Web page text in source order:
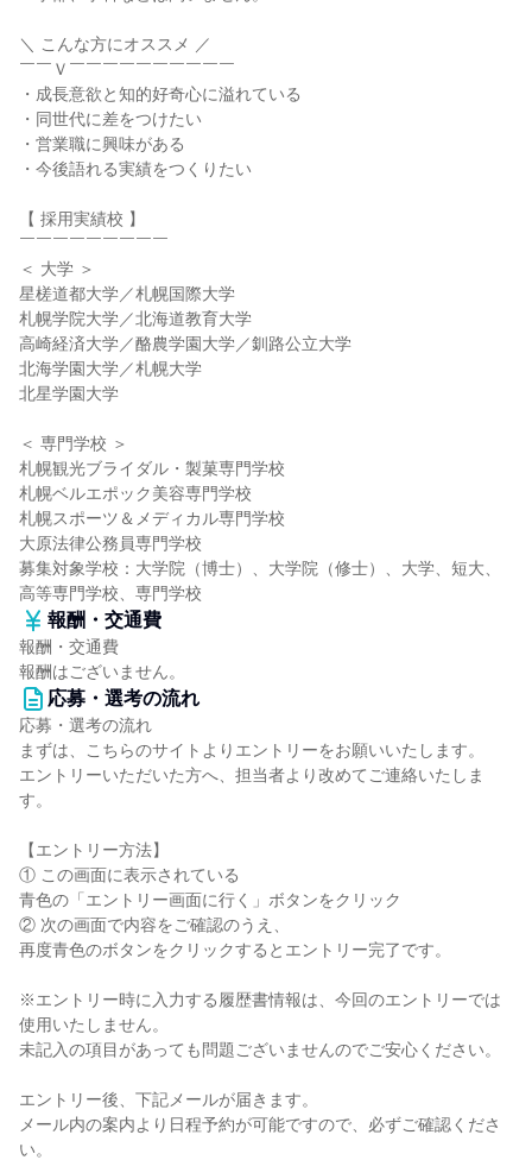
＼ こんな方にオススメ ／
￣￣Ｖ￣￣￣￣￣￣￣￣￣￣
・成長意欲と知的好奇心に溢れている
・同世代に差をつけたい
・営業職に興味がある
・今後語れる実績をつくりたい
【 採用実績校 】
￣￣￣￣￣￣￣￣￣
＜ 大学 ＞
星槎道都大学／札幌国際大学
札幌学院大学／北海道教育大学
高崎経済大学／酪農学園大学／釧路公立大学
北海学園大学／札幌大学
北星学園大学
＜ 専門学校 ＞
札幌観光ブライダル・製菓専門学校
札幌ベルエポック美容専門学校
札幌スポーツ＆メディカル専門学校
大原法律公務員専門学校
募集対象学校：大学院（博士）、大学院（修士）、大学、短大、
高等専門学校、専門学校
報酬・交通費
報酬・交通費
報酬はございません。
応募・選考の流れ
応募・選考の流れ
まずは、こちらのサイトよりエントリーをお願いいたします。
エントリーいただいた方へ、担当者より改めてご連絡いたしま
す。
【エントリー方法】
① この画面に表示されている
青色の「エントリー画面に行く」ボタンをクリック
② 次の画面で内容をご確認のうえ、
再度青色のボタンをクリックするとエントリー完了です。
※エントリー時に入力する履歴書情報は、今回のエントリーでは
使用いたしません。
未記入の項目があっても問題ございませんのでご安心ください。
エントリー後、下記メールが届きます。
メール内の案内より日程予約が可能ですので、必ずご確認くださ
い。